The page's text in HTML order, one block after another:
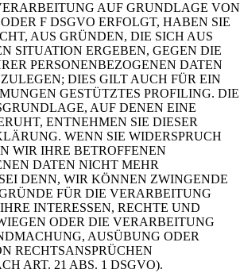
AUF GRUNDLAGE VON
F DSGVO ERFOLGT, HABEN SIE
AUS GRÜNDEN, DIE SICH AUS
SITUATION ERGEBEN, GEGEN DIE
PERSONENBEZOGENEN DATEN
DIES GILT AUCH FÜR EIN
GESTÜTZTES PROFILING. DIE
AUF DENEN EINE
ENTNEHMEN SIE DIESER
WENN SIE WIDERSPRUCH
WIR IHRE BETROFFENEN
DATEN NICHT MEHR
DENN, WIR KÖNNEN ZWINGENDE
FÜR DIE VERARBEITUNG
INTERESSEN, RECHTE UND
ODER DIE VERARBEITUNG
AUSÜBUNG ODER
RECHTSANSPRÜCHEN
ART. 21 ABS. 1 DSGVO).